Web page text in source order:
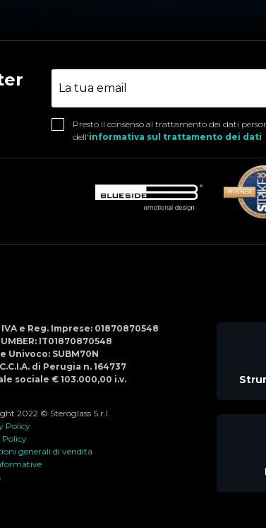
Presto il consenso al trattamento dei dati
dell'informativa sul trattamento dei dati
IVA e Reg. Imprese: 01870870548
IT01870870548
Univoco: SUBM70N
C.C.I.A. di Perugia n. 164737
sociale € 103.000,00 i.v.
2022 © Steroglass S.r.l.
Policy
Policy
generali di vendita